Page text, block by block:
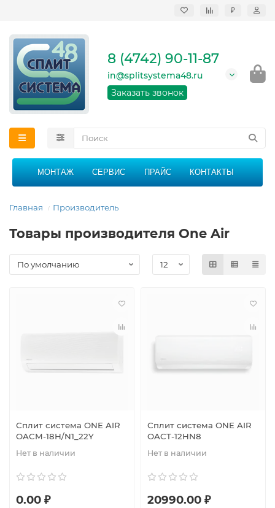
₽
кондиционеров в
области
График работы: 9:00 -
21:00 без перерыва и
8 (4742) 90-11-87
in@splitsystema48.ru
Заказать звонок
МОНТАЖ СЕРВИС ПРАЙС КОНТАКТЫ
Главная Производитель
Товары производителя One Air
Сплит система ONE AIR
OACM-18H/N1_22Y
Нет в наличии
0.00 ₽
Сплит система ONE AIR
OACT-12HN8
Нет в наличии
20990.00 ₽